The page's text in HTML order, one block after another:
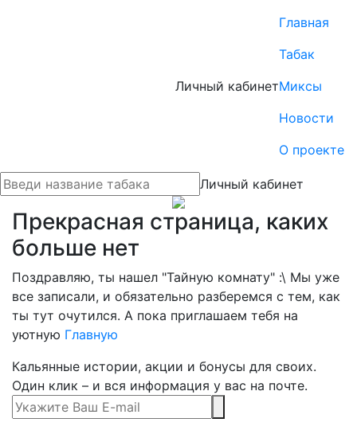
Личный кабинет
Главная
Табак
Миксы
Новости
О проекте
Личный кабинет
Прекрасная страница, каких
больше нет
Поздравляю, ты нашел "Тайную комнату" :\ Мы уже
все записали, и обязательно разберемся с тем, как
ты тут очутился. А пока приглашаем тебя на
уютную Главную
Кальянные истории, акции и бонусы для своих.
Один клик – и вся информация у вас на почте.